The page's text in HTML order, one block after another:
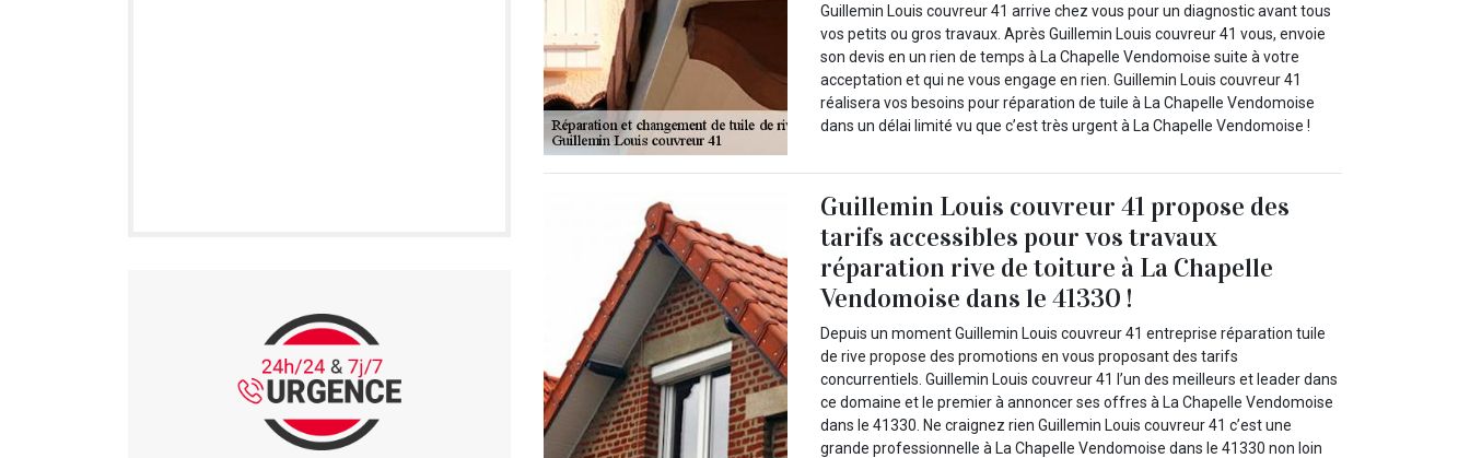
Guillemin Louis couvreur 41 arrive chez vous pour un diagnostic avant tous
vos petits ou gros travaux. Après Guillemin Louis couvreur 41 vous, envoie
son devis en un rien de temps à La Chapelle Vendomoise suite à votre
acceptation et qui ne vous engage en rien. Guillemin Louis couvreur 41
réalisera vos besoins pour réparation de tuile à La Chapelle Vendomoise
dans un délai limité vu que c’est très urgent à La Chapelle Vendomoise !
Guillemin Louis couvreur 41 propose des
tarifs accessibles pour vos travaux
réparation rive de toiture à La Chapelle
Vendomoise dans le 41330 !
Depuis un moment Guillemin Louis couvreur 41 entreprise réparation tuile
de rive propose des promotions en vous proposant des tarifs
concurrentiels. Guillemin Louis couvreur 41 l’un des meilleurs et leader dans
ce domaine et le premier à annoncer ses offres à La Chapelle Vendomoise
dans le 41330. Ne craignez rien Guillemin Louis couvreur 41 c’est une
grande professionnelle à La Chapelle Vendomoise dans le 41330 non loin